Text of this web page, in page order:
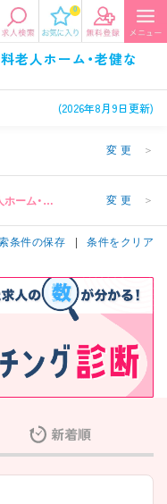
0
老人ホーム・老健な
(2026年8月9日更新)
る
務
来など
迎、
みなど
契約社員など
変更 ＞
ホーム・老
変更 ＞
条件の保存 条件をクリア
新着順